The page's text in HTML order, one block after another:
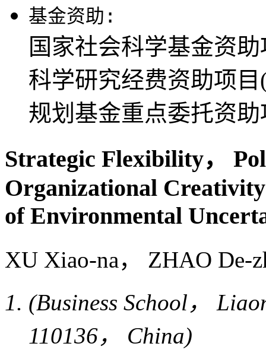
基金资助:
国家社会科学基金资
科学研究经费资助项
规划基金重点委托资
Strategic Flexibility，
Organizational
of Environmental
XU Xiao-na， ZHAO
(Business School，
110136， China)